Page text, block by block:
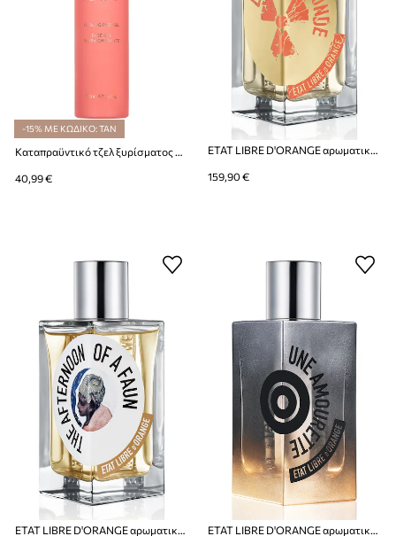
-15% ΜΕ ΚΩΔΙΚΟ: TAN
40,99 €
ETAT LIBRE D'ORANGE αρωματικό νερό La Fin du Monde EdP Nat. Spray 100 ml
159,90 €
ETAT LIBRE D'ORANGE αρωματικό νερό The Afternoon of a Faun EdP Nat. Spray 100 ml ETAT LIBRE D'ORANGE αρωματικό νερό Une Amourette EdP Nat. Spray 100 ml